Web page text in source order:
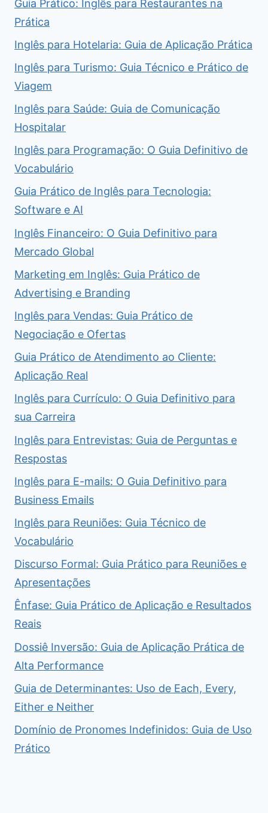
Guia Prático: Inglês para Restaurantes na
Prática
Inglês para Hotelaria: Guia de Aplicação Prática
Inglês para Turismo: Guia Técnico e Prático de
Viagem
Inglês para Saúde: Guia de Comunicação
Hospitalar
Inglês para Programação: O Guia Definitivo de
Vocabulário
Guia Prático de Inglês para Tecnologia:
Software e AI
Inglês Financeiro: O Guia Definitivo para
Mercado Global
Marketing em Inglês: Guia Prático de
Advertising e Branding
Inglês para Vendas: Guia Prático de
Negociação e Ofertas
Guia Prático de Atendimento ao Cliente:
Aplicação Real
Inglês para Currículo: O Guia Definitivo para
sua Carreira
Inglês para Entrevistas: Guia de Perguntas e
Respostas
Inglês para E-mails: O Guia Definitivo para
Business Emails
Inglês para Reuniões: Guia Técnico de
Vocabulário
Discurso Formal: Guia Prático para Reuniões e
Apresentações
Ênfase: Guia Prático de Aplicação e Resultados
Reais
Dossiê Inversão: Guia de Aplicação Prática de
Alta Performance
Guia de Determinantes: Uso de Each, Every,
Either e Neither
Domínio de Pronomes Indefinidos: Guia de Uso
Prático